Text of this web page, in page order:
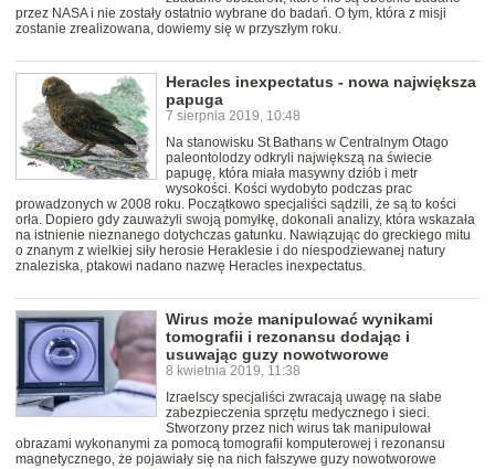
przez NASA i nie zostały ostatnio wybrane do badań. O tym, która z misji
zostanie zrealizowana, dowiemy się w przyszłym roku.
Heracles inexpectatus - nowa największa
papuga
7 sierpnia 2019, 10:48
Na stanowisku St Bathans w Centralnym Otago
paleontolodzy odkryli największą na świecie
papugę, która miała masywny dziób i metr
wysokości. Kości wydobyto podczas prac
prowadzonych w 2008 roku. Początkowo specjaliści sądzili, że są to kości
orła. Dopiero gdy zauważyli swoją pomyłkę, dokonali analizy, która wskazała
na istnienie nieznanego dotychczas gatunku. Nawiązując do greckiego mitu
o znanym z wielkiej siły herosie Heraklesie i do niespodziewanej natury
znaleziska, ptakowi nadano nazwę Heracles inexpectatus.
Wirus może manipulować wynikami
tomografii i rezonansu dodając i
usuwając guzy nowotworowe
8 kwietnia 2019, 11:38
Izraelscy specjaliści zwracają uwagę na słabe
zabezpieczenia sprzętu medycznego i sieci.
Stworzony przez nich wirus tak manipulował
obrazami wykonanymi za pomocą tomografii komputerowej i rezonansu
magnetycznego, że pojawiały się na nich fałszywe guzy nowotworowe